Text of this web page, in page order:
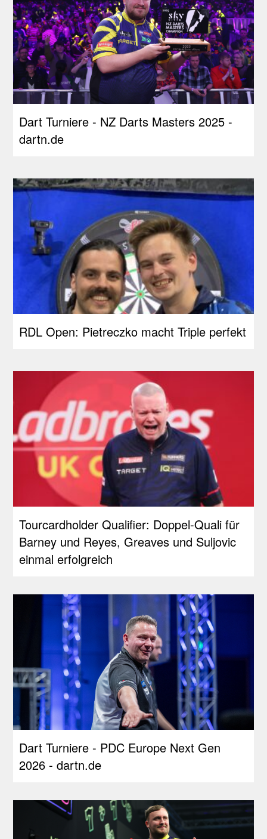
Dart Turniere - NZ Darts Masters 2025 -
dartn.de
RDL Open: Pietreczko macht Triple perfekt
Tourcardholder Qualifier: Doppel-Quali für
Barney und Reyes, Greaves und Suljovic
einmal erfolgreich
Dart Turniere - PDC Europe Next Gen
2026 - dartn.de